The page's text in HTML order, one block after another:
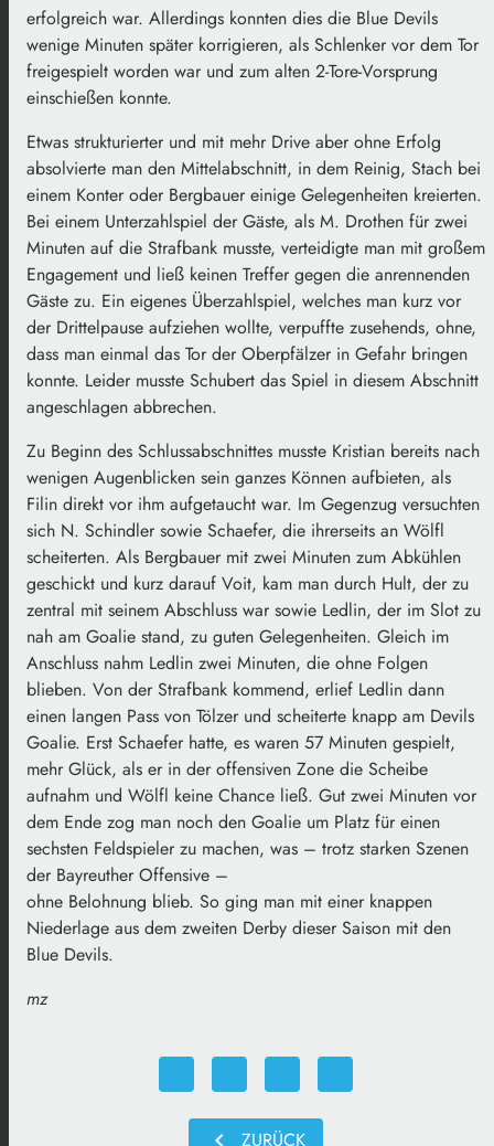
erfolgreich war. Allerdings konnten dies die Blue Devils
wenige Minuten später korrigieren, als Schlenker vor dem Tor
freigespielt worden war und zum alten 2-Tore-Vorsprung
einschießen konnte.
Etwas strukturierter und mit mehr Drive aber ohne Erfolg
absolvierte man den Mittelabschnitt, in dem Reinig, Stach bei
einem Konter oder Bergbauer einige Gelegenheiten kreierten.
Bei einem Unterzahlspiel der Gäste, als M. Drothen für zwei
Minuten auf die Strafbank musste, verteidigte man mit großem
Engagement und ließ keinen Treffer gegen die anrennenden
Gäste zu. Ein eigenes Überzahlspiel, welches man kurz vor
der Drittelpause aufziehen wollte, verpuffte zusehends, ohne,
dass man einmal das Tor der Oberpfälzer in Gefahr bringen
konnte. Leider musste Schubert das Spiel in diesem Abschnitt
angeschlagen abbrechen.
Zu Beginn des Schlussabschnittes musste Kristian bereits nach
wenigen Augenblicken sein ganzes Können aufbieten, als
Filin direkt vor ihm aufgetaucht war. Im Gegenzug versuchten
sich N. Schindler sowie Schaefer, die ihrerseits an Wölfl
scheiterten. Als Bergbauer mit zwei Minuten zum Abkühlen
geschickt und kurz darauf Voit, kam man durch Hult, der zu
zentral mit seinem Abschluss war sowie Ledlin, der im Slot zu
nah am Goalie stand, zu guten Gelegenheiten. Gleich im
Anschluss nahm Ledlin zwei Minuten, die ohne Folgen
blieben. Von der Strafbank kommend, erlief Ledlin dann
einen langen Pass von Tölzer und scheiterte knapp am Devils
Goalie. Erst Schaefer hatte, es waren 57 Minuten gespielt,
mehr Glück, als er in der offensiven Zone die Scheibe
aufnahm und Wölfl keine Chance ließ. Gut zwei Minuten vor
dem Ende zog man noch den Goalie um Platz für einen
sechsten Feldspieler zu machen, was – trotz starken Szenen
der Bayreuther Offensive –
ohne Belohnung blieb. So ging man mit einer knappen
Niederlage aus dem zweiten Derby dieser Saison mit den
Blue Devils.
mz
chevron_left ZURÜCK